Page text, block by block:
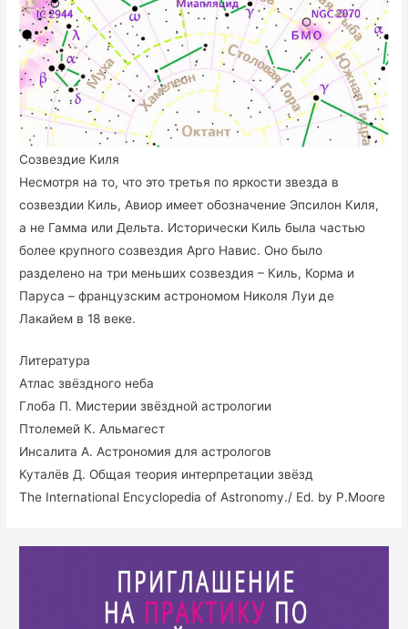
Созвездие Киля
Несмотря на то, что это третья по яркости звезда в
созвездии Киль, Авиор имеет обозначение Эпсилон Киля,
а не Гамма или Дельта. Исторически Киль была частью
более крупного созвездия Арго Навис. Оно было
разделено на три меньших созвездия – Киль, Корма и
Паруса – французским астрономом Николя Луи де
Лакайем в 18 веке.
Литература
Атлас звёздного неба
Глоба П. Мистерии звёздной астрологии
Птолемей К. Альмагест
Инсалита А. Астрономия для астрологов
Куталёв Д. Общая теория интерпретации звёзд
The International Encyclopedia of Astronomy./ Ed. by P.Moore